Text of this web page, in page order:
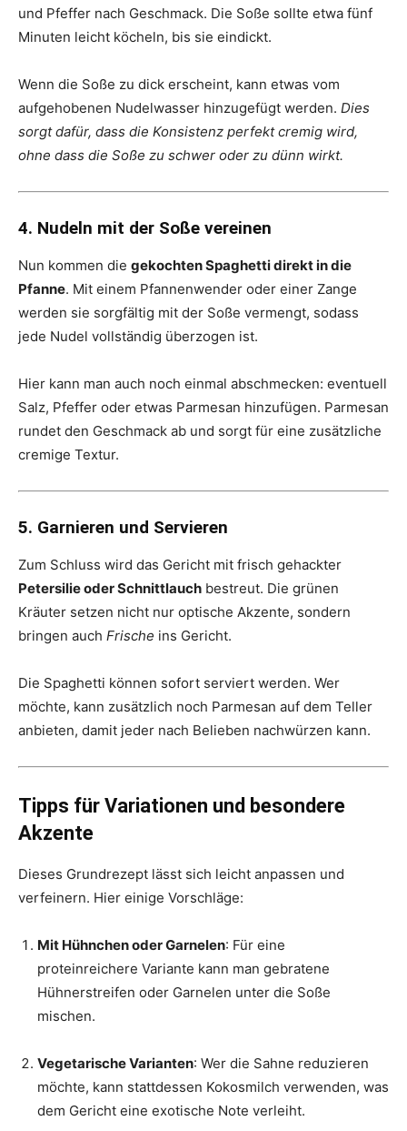
und Pfeffer nach Geschmack. Die Soße sollte etwa fünf
Minuten leicht köcheln, bis sie eindickt.
Wenn die Soße zu dick erscheint, kann etwas vom
aufgehobenen Nudelwasser hinzugefügt werden. Dies
sorgt dafür, dass die Konsistenz perfekt cremig wird,
ohne dass die Soße zu schwer oder zu dünn wirkt.
4. Nudeln mit der Soße vereinen
Nun kommen die gekochten Spaghetti direkt in die
Pfanne. Mit einem Pfannenwender oder einer Zange
werden sie sorgfältig mit der Soße vermengt, sodass
jede Nudel vollständig überzogen ist.
Hier kann man auch noch einmal abschmecken: eventuell
Salz, Pfeffer oder etwas Parmesan hinzufügen. Parmesan
rundet den Geschmack ab und sorgt für eine zusätzliche
cremige Textur.
5. Garnieren und Servieren
Zum Schluss wird das Gericht mit frisch gehackter
Petersilie oder Schnittlauch bestreut. Die grünen
Kräuter setzen nicht nur optische Akzente, sondern
bringen auch Frische ins Gericht.
Die Spaghetti können sofort serviert werden. Wer
möchte, kann zusätzlich noch Parmesan auf dem Teller
anbieten, damit jeder nach Belieben nachwürzen kann.
Tipps für Variationen und besondere
Akzente
Dieses Grundrezept lässt sich leicht anpassen und
verfeinern. Hier einige Vorschläge:
Mit Hühnchen oder Garnelen: Für eine
proteinreichere Variante kann man gebratene
Hühnerstreifen oder Garnelen unter die Soße
mischen.
Vegetarische Varianten: Wer die Sahne reduzieren
möchte, kann stattdessen Kokosmilch verwenden, was
dem Gericht eine exotische Note verleiht.